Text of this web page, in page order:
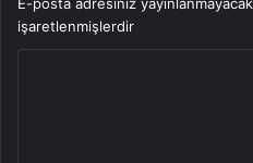
işaretlenmişlerdir